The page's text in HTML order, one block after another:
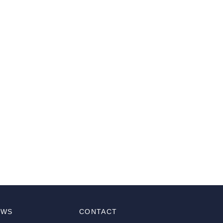
CONTACT